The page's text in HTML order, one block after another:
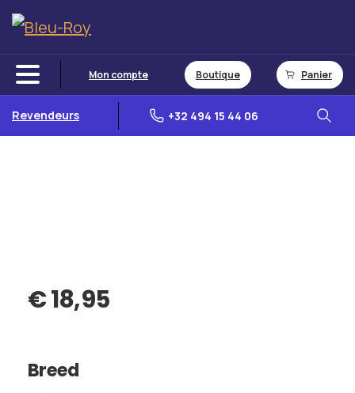
Mon compte Boutique Panier
Revendeurs +32 494 15 44 06
€18,95
Breed